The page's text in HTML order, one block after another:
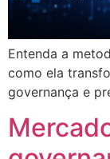
Entenda a
como ela
governança e